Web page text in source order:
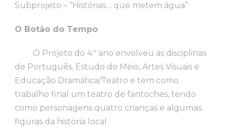
Subprojeto – “Histórias… que metem água”
O Botão do Tempo
O Projeto do 4.º ano envolveu as disciplinas
de Português, Estudo do Meio, Artes Visuais e
Educação Dramática/Teatro e tem como
trabalho final um teatro de fantoches, tendo
como personagens quatro crianças e algumas
figuras da história local.